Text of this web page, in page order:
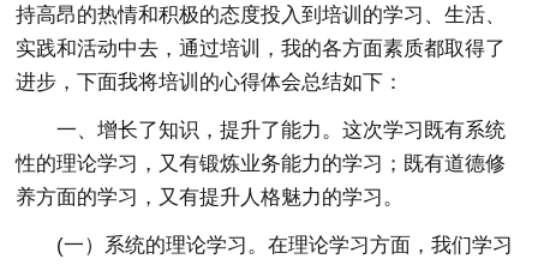
持高昂的热情和积极的态度投入到培训的学习、生活、
实践和活动中去，通过培训，我的各方面素质都取得了
进步，下面我将培训的心得体会总结如下：
一、增长了知识，提升了能力。这次学习既有系统
性的理论学习，又有锻炼业务能力的学习；既有道德修
养方面的学习，又有提升人格魅力的学习。
(一）系统的理论学习。在理论学习方面，我们学习